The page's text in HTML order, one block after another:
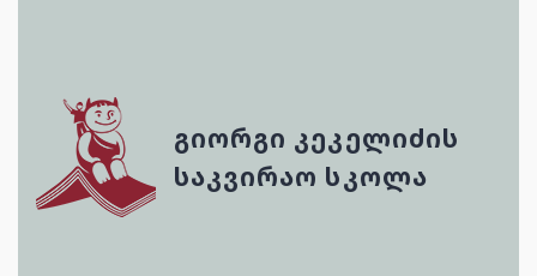
ᲒᲘᲝᲠᲒᲘ ᲙᲔᲙᲔᲚᲘᲫᲘᲡ
ᲡᲐᲙᲕᲘᲠᲐᲝ ᲡᲙᲝᲚᲐ